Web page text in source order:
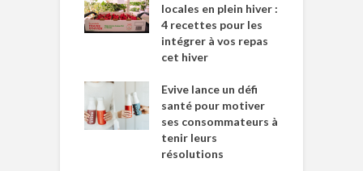
locales en plein hiver :
4 recettes pour les
intégrer à vos repas
cet hiver
Evive lance un défi
santé pour motiver
ses consommateurs à
tenir leurs
résolutions